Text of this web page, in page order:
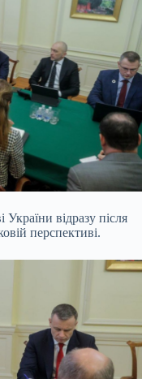
відразу після
перспективі.